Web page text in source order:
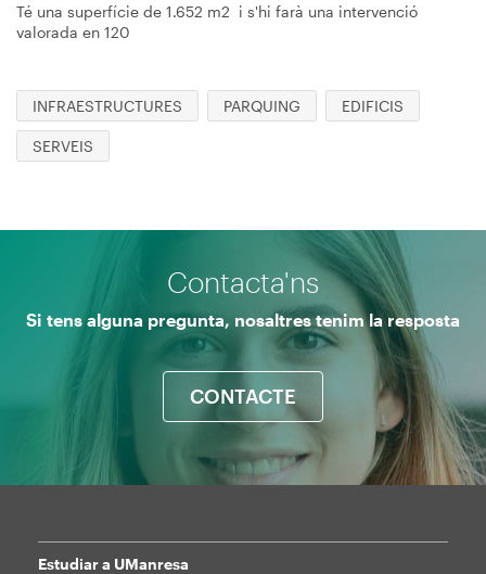
Té una superfície de 1.652 m2 i s'hi farà una intervenció
valorada en 120
INFRAESTRUCTURES PARQUING EDIFICIS
SERVEIS
Contacta'ns
Si tens alguna pregunta, nosaltres tenim la resposta
CONTACTE
Estudiar a UManresa